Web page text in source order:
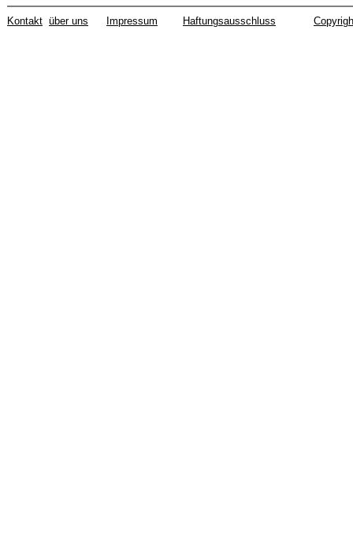
Kontakt über uns Impressum Haftungsausschluss